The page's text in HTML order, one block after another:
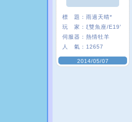
標 題： 雨過天晴*
玩 家： ξ雙魚座/E19’
伺服器： 熱情牡羊
人 氣： 12657
2014/05/07